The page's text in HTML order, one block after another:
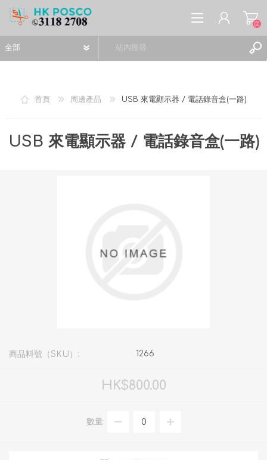
登入
(0)
首頁 周邊產品 USB 來電顯示器 / 電話錄音盒(一路)
USB 來電顯示器 / 電話錄音盒(一路)
商品料號（SKU）: 1266
HK$800.00
數量: